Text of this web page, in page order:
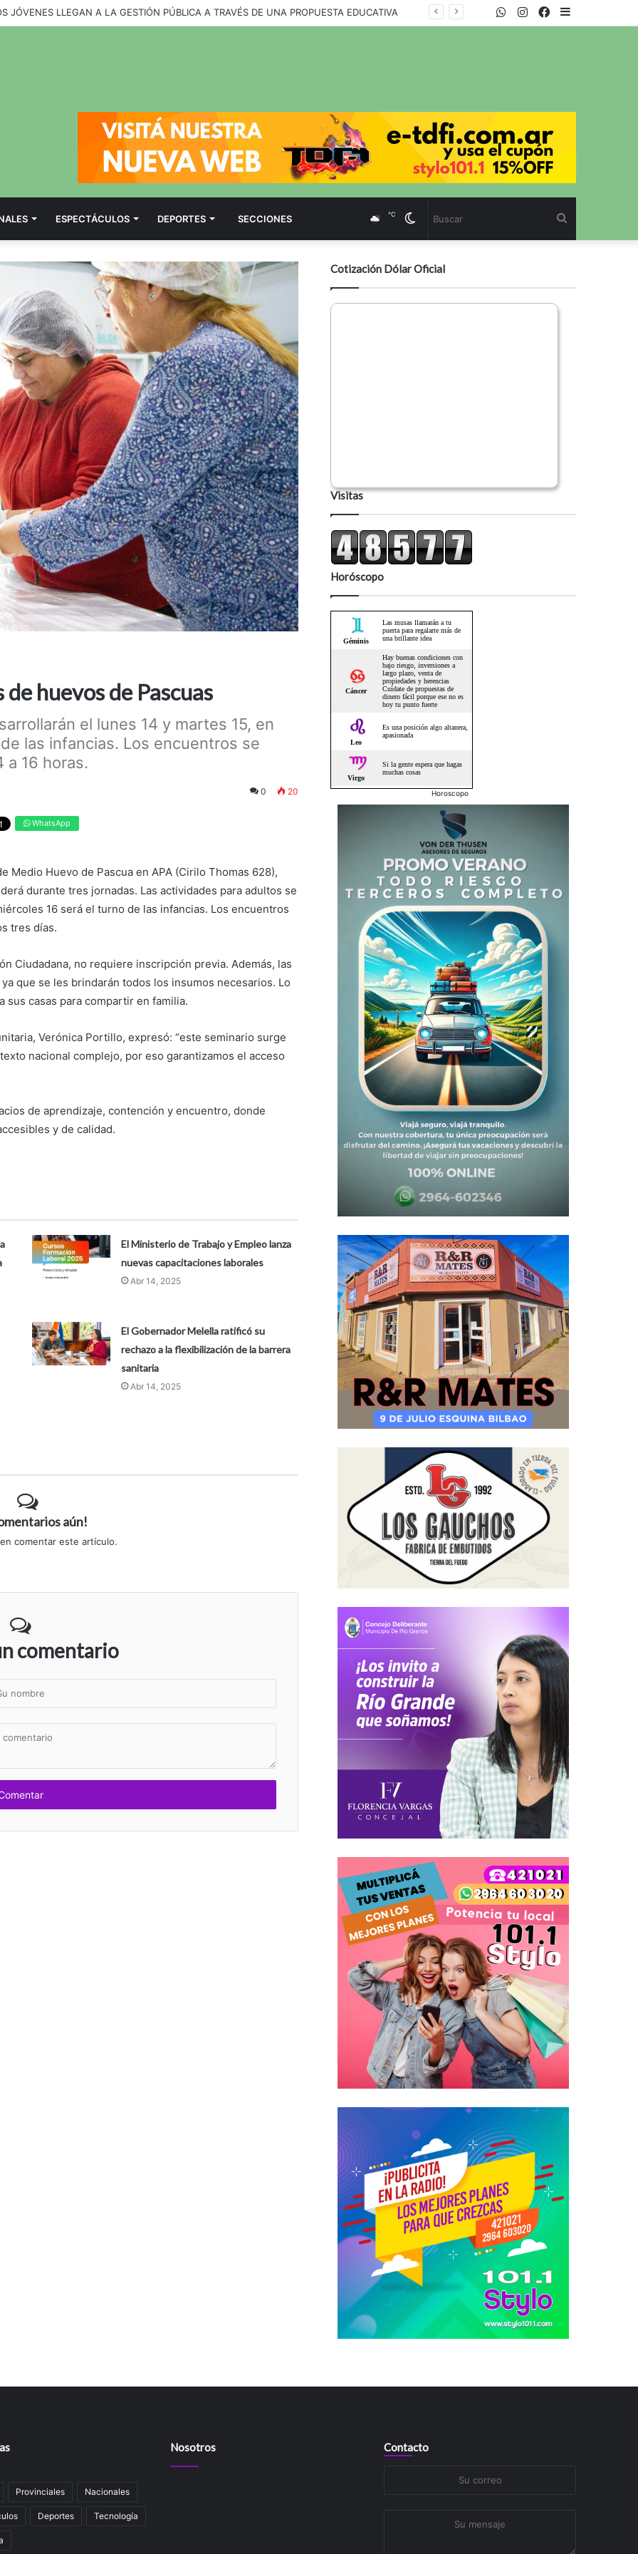
JÓVENES LLEGAN A LA GESTIÓN PÚBLICA A TRAVÉS DE UNA PROPUESTA EDUCATIVA Facebook
Twitter
Instagram
WhatsApp
ESPECTÁCULOS DEPORTES SECCIONES Cambiar
modo
℃
huevos de Pascuas
el lunes 14 y martes 15, en
las infancias. Los encuentros se
a 16 horas.
0 20
WhatsApp
Medio Huevo de Pascua en APA (Cirilo Thomas 628),
durante tres jornadas. Las actividades para adultos se
16 será el turno de las infancias. Los encuentros
tres días.
Ciudadana, no requiere inscripción previa. Además, las
que se les brindarán todos los insumos necesarios. Lo
sus casas para compartir en familia.
Verónica Portillo, expresó: “este seminario surge
nacional complejo, por eso garantizamos el acceso
de aprendizaje, contención y encuentro, donde
y de calidad.
El Ministerio de Trabajo y Empleo lanza
nuevas capacitaciones laborales
Abr 14, 2025
El Gobernador Melella ratificó su
rechazo a la flexibilización de la barrera
sanitaria
Abr 14, 2025
aún!
comentar este artículo.
comentario
Cotización Dólar Oficial
Visitas
Horóscopo
Horoscopo
Provinciales Nacionales
Deportes Tecnología
Nosotros Contacto